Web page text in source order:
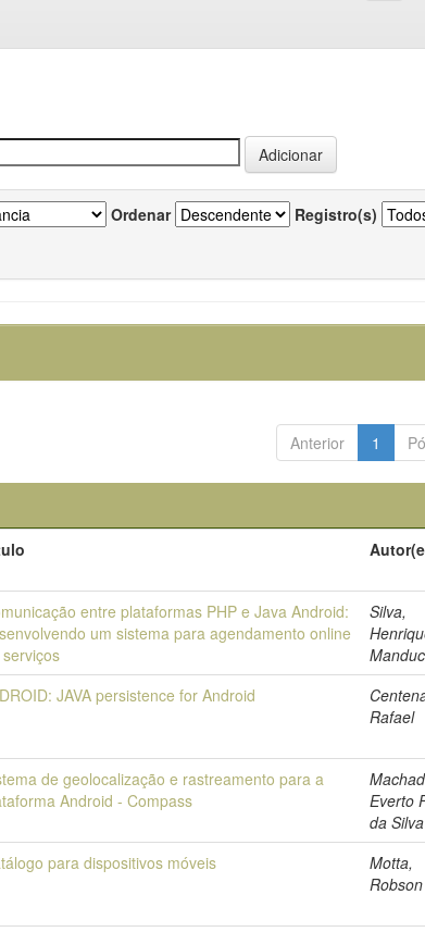
Ordenar Registro(s)
Anterior 1
entre plataformas PHP e Java Android:
um sistema para agendamento online
Silva,
JAVA persistence for Android
Rafael
de geolocalização e rastreamento para a
Android - Compass
Everto
da Silva
para dispositivos móveis
Motta,